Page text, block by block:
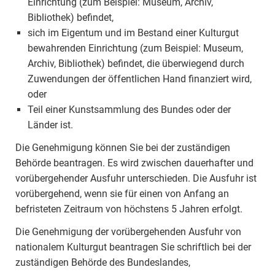
Bibliothek) befindet,
sich im Eigentum und im Bestand einer Kulturgut
bewahrenden Einrichtung (zum Beispiel: Museum,
Archiv, Bibliothek) befindet, die überwiegend durch
Zuwendungen der öffentlichen Hand finanziert wird,
oder
Teil einer Kunstsammlung des Bundes oder der
Länder ist.
Die Genehmigung können Sie bei der zuständigen
Behörde beantragen. Es wird zwischen dauerhafter und
vorübergehender Ausfuhr unterschieden. Die Ausfuhr ist
vorübergehend, wenn sie für einen von Anfang an
befristeten Zeitraum von höchstens 5 Jahren erfolgt.
Die Genehmigung der vorübergehenden Ausfuhr von
nationalem Kulturgut beantragen Sie schriftlich bei der
zuständigen Behörde des Bundeslandes,